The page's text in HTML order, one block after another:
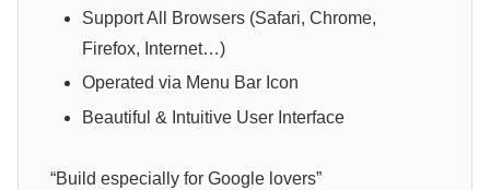
Support All Browsers (Safari, Chrome,
Firefox, Internet…)
Operated via Menu Bar Icon
Beautiful & Intuitive User Interface
“Build especially for Google lovers”